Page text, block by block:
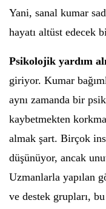
Yani, sanal kumar
hayatı altüst edecek
Psikolojik yardım
giriyor. Kumar
aynı zamanda bir
kaybetmekten
almak şart. Birçok
düşünüyor, ancak
Uzmanlarla yapılan
ve destek grupları,